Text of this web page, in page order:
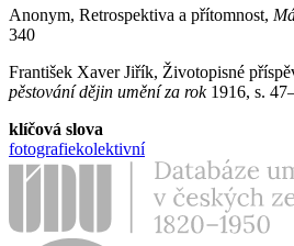
Anonym, Retrospektiva a přítomnost,
340
František Xaver Jiřík, Životopisné
pěstování dějin umění za rok1916, s.
klíčová slova
fotografiekolektivní